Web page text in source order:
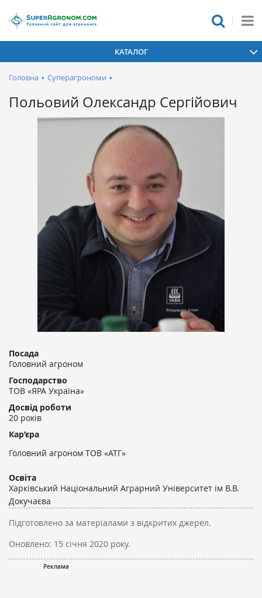
КАТАЛОГ
Головна • Суперагрономи •
Польовий Олександр Сергійович
Посада
Головний агроном
Господарство
ТОВ «ЯРА Україна»
Досвід роботи
20 років
Кар’єра
Головний агроном ТОВ «АТГ»
Освіта
Харківський Національний Аграрний Університет ім В.В.
Докучаєва
Підготовлено за матеріалами з відкритих джерел.
Оновлено: 15 січня 2020 року.